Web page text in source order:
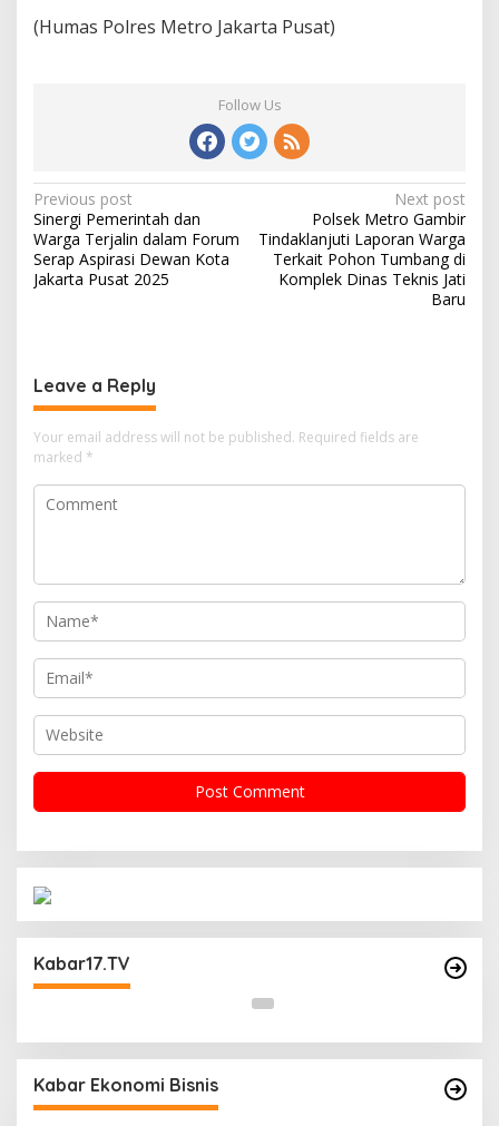
(Humas Polres Metro Jakarta Pusat)
Follow Us
Post
navigation
Previous post
Sinergi Pemerintah dan
Warga Terjalin dalam Forum
Serap Aspirasi Dewan Kota
Jakarta Pusat 2025
Next post
Polsek Metro Gambir
Tindaklanjuti Laporan Warga
Terkait Pohon Tumbang di
Komplek Dinas Teknis Jati
Baru
Leave a Reply
Your email address will not be published. Required fields are
marked *
Kabar17.TV
Operasi Cipta Kondisi Digelar Polsek
Malam Libur
Kabar Ekonomi Bisnis